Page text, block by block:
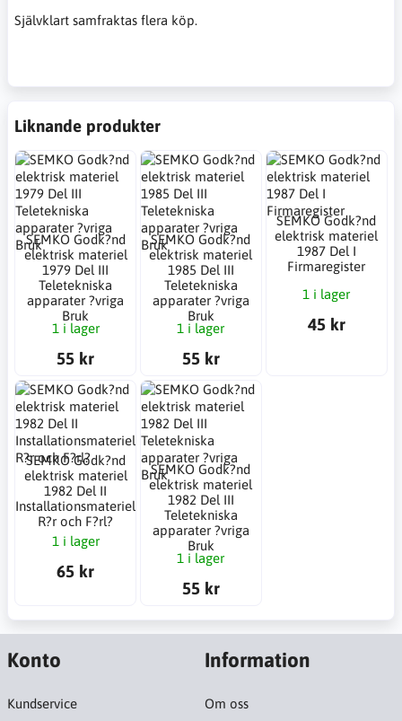
Självklart samfraktas flera köp.
Liknande produkter
SEMKO Godk?nd
elektrisk materiel
1979 Del III
Teletekniska
apparater ?vriga
Bruk
1 i lager
55 kr
SEMKO Godk?nd
elektrisk materiel
1985 Del III
Teletekniska
apparater ?vriga
Bruk
1 i lager
55 kr
SEMKO Godk?nd
elektrisk materiel
1987 Del I
Firmaregister
1 i lager
45 kr
SEMKO Godk?nd
elektrisk materiel
1982 Del II
Installationsmateriel
R?r och F?rl?
1 i lager
65 kr
SEMKO Godk?nd
elektrisk materiel
1982 Del III
Teletekniska
apparater ?vriga
Bruk
1 i lager
55 kr
Konto
Kundservice
Information
Om oss